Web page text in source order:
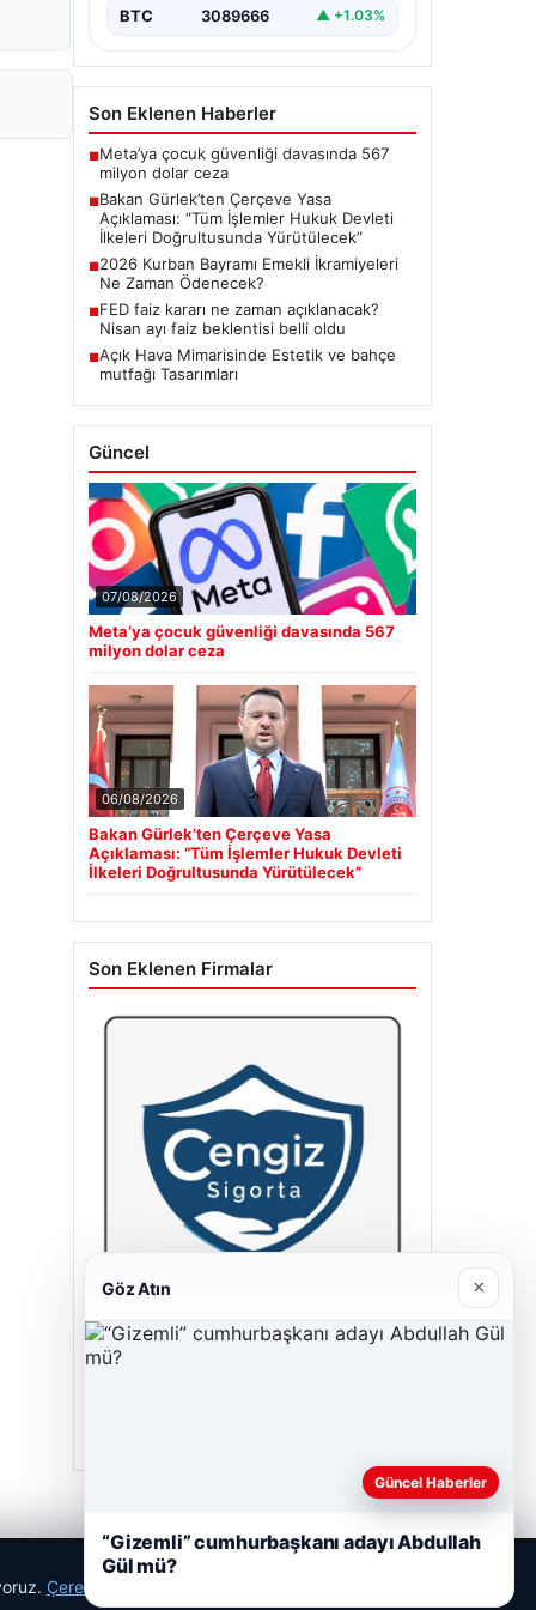
Meclis'te kabul…
BTC 3089666 ▲ +1.03%
Son Eklenen Haberler
■Meta’ya çocuk güvenliği davasında 567
milyon dolar ceza
■Bakan Gürlek’ten Çerçeve Yasa
Açıklaması: “Tüm İşlemler Hukuk Devleti
İlkeleri Doğrultusunda Yürütülecek”
■2026 Kurban Bayramı Emekli İkramiyeleri
Ne Zaman Ödenecek?
■FED faiz kararı ne zaman açıklanacak?
Nisan ayı faiz beklentisi belli oldu
■Açık Hava Mimarisinde Estetik ve bahçe
mutfağı Tasarımları
Güncel
07/08/2026
Meta’ya çocuk güvenliği davasında 567
milyon dolar ceza
06/08/2026
Bakan Gürlek’ten Çerçeve Yasa
Açıklaması: “Tüm İşlemler Hukuk Devleti
İlkeleri Doğrultusunda Yürütülecek”
Son Eklenen Firmalar
Cengiz Sigorta
Çerez Politikamız
Göz Atın ×
Güncel Haberler
“Gizemli” cumhurbaşkanı adayı Abdullah
Gül mü?